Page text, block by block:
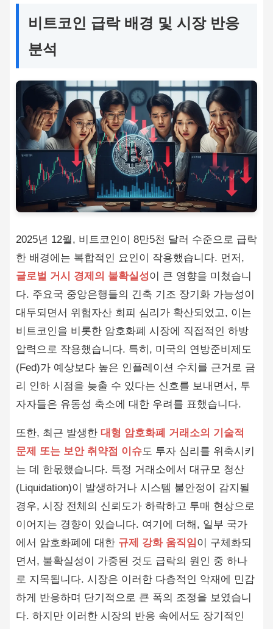
비트코인 급락 배경 및 시장 반응
분석
2025년 12월, 비트코인이 8만5천 달러 수준으로 급락
한 배경에는 복합적인 요인이 작용했습니다. 먼저,
글로벌 거시 경제의 불확실성이 큰 영향을 미쳤습니
다. 주요국 중앙은행들의 긴축 기조 장기화 가능성이
대두되면서 위험자산 회피 심리가 확산되었고, 이는
비트코인을 비롯한 암호화폐 시장에 직접적인 하방
압력으로 작용했습니다. 특히, 미국의 연방준비제도
(Fed)가 예상보다 높은 인플레이션 수치를 근거로 금
리 인하 시점을 늦출 수 있다는 신호를 보내면서, 투
자자들은 유동성 축소에 대한 우려를 표했습니다.
또한, 최근 발생한 대형 암호화폐 거래소의 기술적
문제 또는 보안 취약점 이슈도 투자 심리를 위축시키
는 데 한몫했습니다. 특정 거래소에서 대규모 청산
(Liquidation)이 발생하거나 시스템 불안정이 감지될
경우, 시장 전체의 신뢰도가 하락하고 투매 현상으로
이어지는 경향이 있습니다. 여기에 더해, 일부 국가
에서 암호화폐에 대한 규제 강화 움직임이 구체화되
면서, 불확실성이 가중된 것도 급락의 원인 중 하나
로 지목됩니다. 시장은 이러한 다층적인 악재에 민감
하게 반응하며 단기적으로 큰 폭의 조정을 보였습니
다. 하지만 이러한 시장의 반응 속에서도 장기적인